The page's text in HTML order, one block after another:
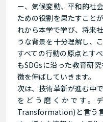
ー、気候変動、平和的社
ための役割を果たすこと
れから本学で学び、将来
うな背景を十分理解し、
すべての行動の原点とす
もSDGsに沿った教育研
徴を伸ばしていきます。
次は、技術革新が進む中
をどう磨くかです。
Transformation)と言う